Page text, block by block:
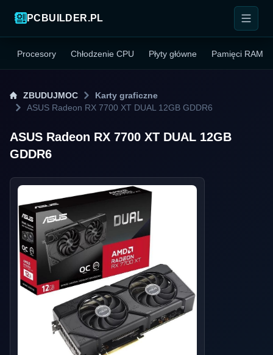
PCBUILDER.PL
Procesory Chłodzenie CPU Płyty główne Pamięci RAM
ZBUDUJMOC
Karty graficzne
ASUS Radeon RX 7700 XT DUAL 12GB GDDR6
ASUS Radeon RX 7700 XT DUAL 12GB
GDDR6